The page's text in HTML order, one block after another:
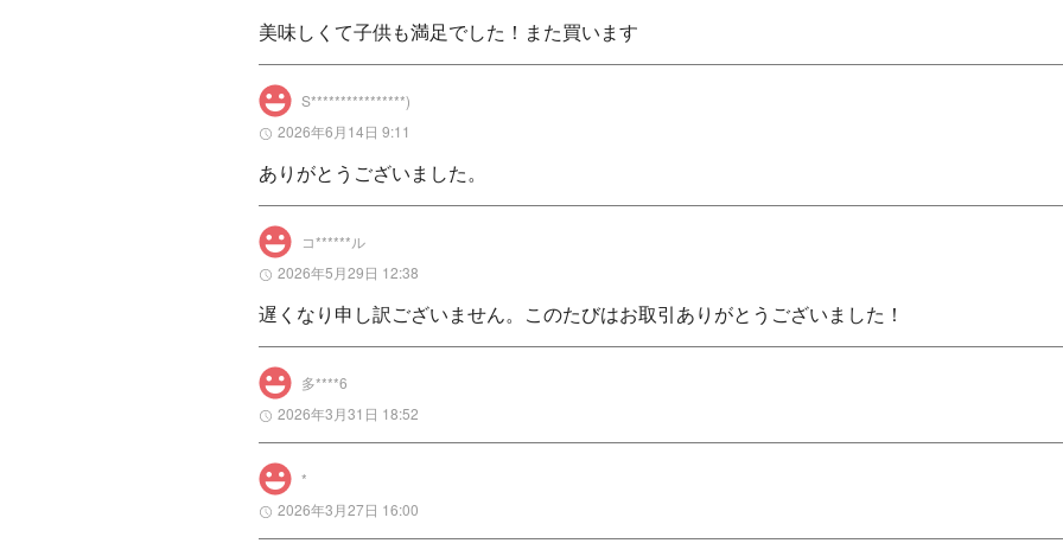
美味しくて子供も満足でした！また買います
S****************)
2026年6月14日 9:11
ありがとうございました。
コ******ル
2026年5月29日 12:38
遅くなり申し訳ございません。このたびはお取引ありがとうございました！
多****6
2026年3月31日 18:52
*
2026年3月27日 16:00